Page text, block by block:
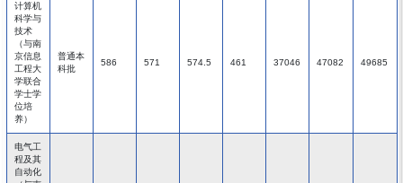
计算机
科学与
技术
（与南
京信息
工程大
学联合
学士学
位培
养）
普通本
科批
586 571 574.5 461 37046 47082 49685
电气工
程及其
自动化